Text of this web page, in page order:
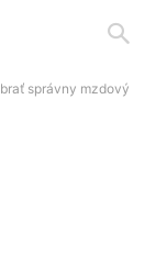
správny mzdový